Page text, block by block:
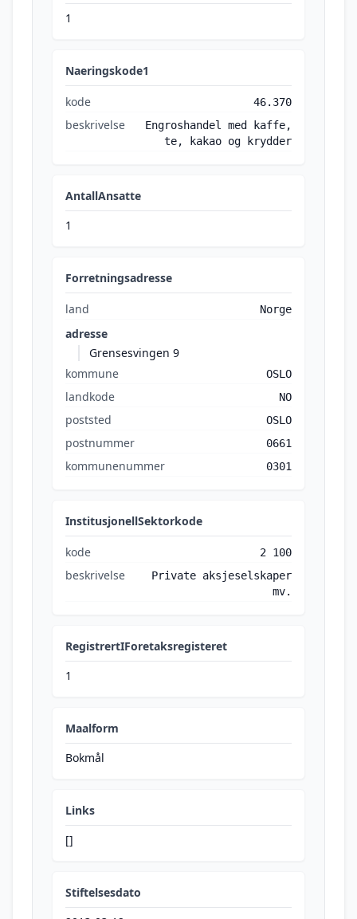
1
Naeringskode1
kode 46.370
beskrivelse
Engroshandel med kaffe,
te, kakao og krydder
AntallAnsatte
1
Forretningsadresse
land Norge
adresse
Grensesvingen 9
kommune
OSLO
landkode NO
poststed OSLO
postnummer 0661
kommunenummer 0301
InstitusjonellSektorkode
kode 2 100
beskrivelse
Private aksjeselskaper
mv.
RegistrertIForetaksregisteret
1
Maalform
Bokmål
Links
[]
Stiftelsesdato